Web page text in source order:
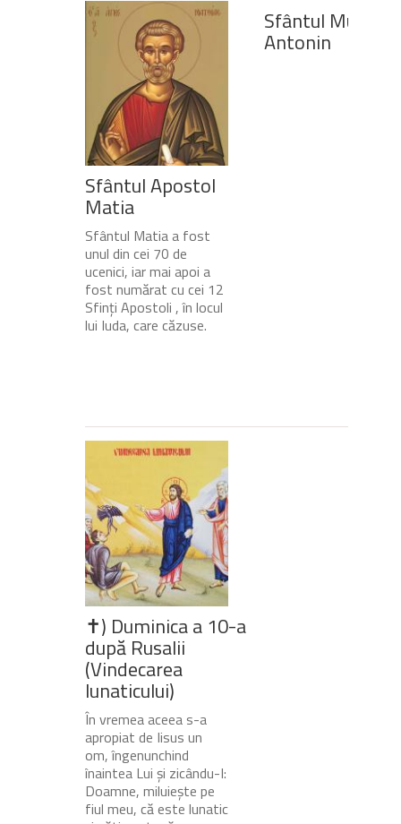
Sfântul Apostol
Matia
Sfântul Matia a fost
unul din cei 70 de
ucenici, iar mai apoi a
fost numărat cu cei 12
Sfinți Apostoli , în locul
lui Iuda, care căzuse.
Sfântul Mucenic
Antonin
✝) Duminica a 10-a
după Rusalii
(Vindecarea
lunaticului)
În vremea aceea s-a
apropiat de Iisus un
om, îngenunchind
înaintea Lui și zicându-I:
Doamne, miluiește pe
fiul meu, că este lunatic